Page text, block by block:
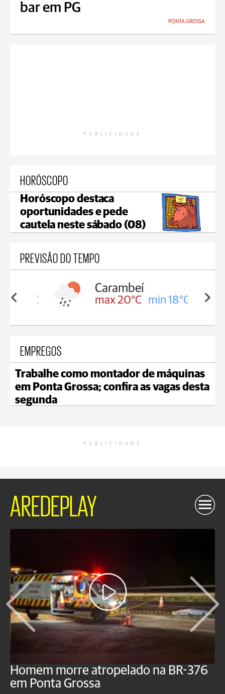
bar em PG
PONTA GROSSA
PUBLICIDADE
HORÓSCOPO
Horóscopo destaca
oportunidades e pede
cautela neste sábado (08)
PREVISÃO DO TEMPO
18°C
Carambeí
max 20°C min 18°C
EMPREGOS
Trabalhe como montador de máquinas
em Ponta Grossa; confira as vagas desta
segunda
PUBLICIDADE
AREDEPLAY
Homem morre atropelado na BR-376
em Ponta Grossa